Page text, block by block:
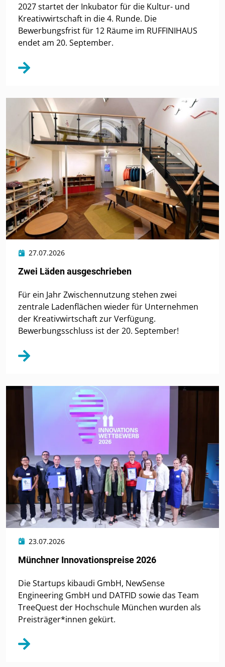
2027 startet der Inkubator für die Kultur- und
Kreativwirtschaft in die 4. Runde. Die
Bewerbungsfrist für 12 Räume im RUFFINIHAUS
endet am 20. September.
Zwei Läden ausgeschrieben
27.07.2026
Für ein Jahr Zwischennutzung stehen zwei
zentrale Ladenflächen wieder für Unternehmen
der Kreativwirtschaft zur Verfügung.
Bewerbungsschluss ist der 20. September!
Münchner Innovationspreise 2026
23.07.2026
Die Startups kibaudi GmbH, NewSense
Engineering GmbH und DATFID sowie das Team
TreeQuest der Hochschule München wurden als
Preisträger*innen gekürt.